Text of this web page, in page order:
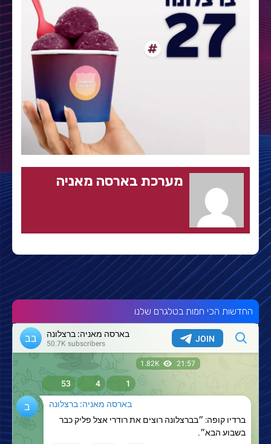
מערכת בארסה מאניה
החדשות הכי חמות בטלגרם שלנו